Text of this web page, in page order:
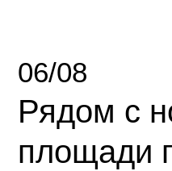
06/08
Рядом с
площади